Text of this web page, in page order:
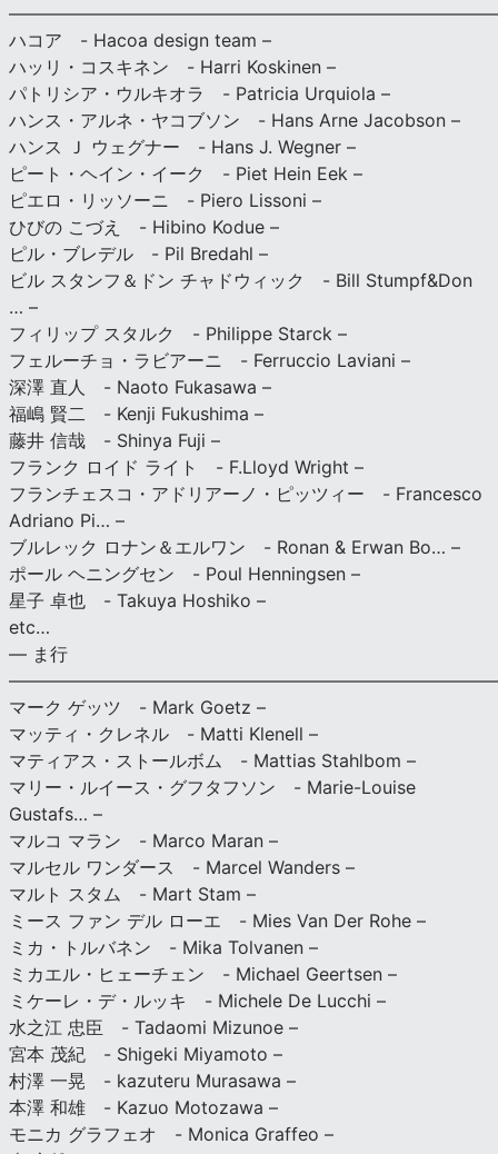
ハコア - Hacoa design team –
ハッリ・コスキネン - Harri Koskinen –
パトリシア・ウルキオラ - Patricia Urquiola –
ハンス・アルネ・ヤコブソン - Hans Arne Jacobson –
ハンス Ｊ ウェグナー - Hans J. Wegner –
ピート・ヘイン・イーク - Piet Hein Eek –
ピエロ・リッソーニ - Piero Lissoni –
ひびの こづえ - Hibino Kodue –
ピル・ブレデル - Pil Bredahl –
ビル スタンフ＆ドン チャドウィック - Bill Stumpf&Don
… –
フィリップ スタルク - Philippe Starck –
フェルーチョ・ラビアーニ - Ferruccio Laviani –
深澤 直人 - Naoto Fukasawa –
福嶋 賢二 - Kenji Fukushima –
藤井 信哉 - Shinya Fuji –
フランク ロイド ライト - F.Lloyd Wright –
フランチェスコ・アドリアーノ・ピッツィー - Francesco
Adriano Pi… –
ブルレック ロナン＆エルワン - Ronan & Erwan Bo… –
ポール ヘニングセン - Poul Henningsen –
星子 卓也 - Takuya Hoshiko –
etc…
— ま行
マーク ゲッツ - Mark Goetz –
マッティ・クレネル - Matti Klenell –
マティアス・ストールボム - Mattias Stahlbom –
マリー・ルイース・グフタフソン - Marie-Louise
Gustafs… –
マルコ マラン - Marco Maran –
マルセル ワンダース - Marcel Wanders –
マルト スタム - Mart Stam –
ミース ファン デル ローエ - Mies Van Der Rohe –
ミカ・トルバネン - Mika Tolvanen –
ミカエル・ヒェーチェン - Michael Geertsen –
ミケーレ・デ・ルッキ - Michele De Lucchi –
水之江 忠臣 - Tadaomi Mizunoe –
宮本 茂紀 - Shigeki Miyamoto –
村澤 一晃 - kazuteru Murasawa –
本澤 和雄 - Kazuo Motozawa –
モニカ グラフェオ - Monica Graffeo –